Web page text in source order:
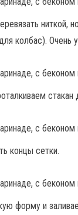
ниткой,
колбас). Очень
концы сетки.
форму и